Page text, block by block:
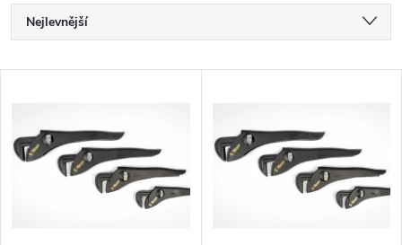
Ř
a
e
Nejlevnější
Abecedně
ý